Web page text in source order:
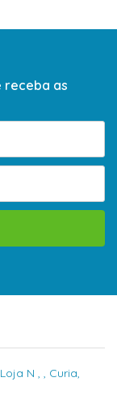
receba as
N , , Curia,